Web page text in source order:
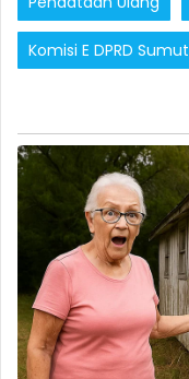
Komisi E DPRD Sumut